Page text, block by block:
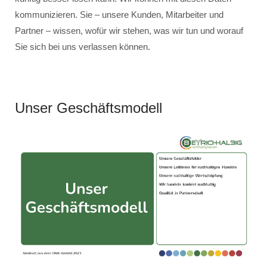
kommunizieren. Sie – unsere Kunden, Mitarbeiter und
Partner – wissen, wofür wir stehen, was wir tun und worauf
Sie sich bei uns verlassen können.
Unser Geschäftsmodell